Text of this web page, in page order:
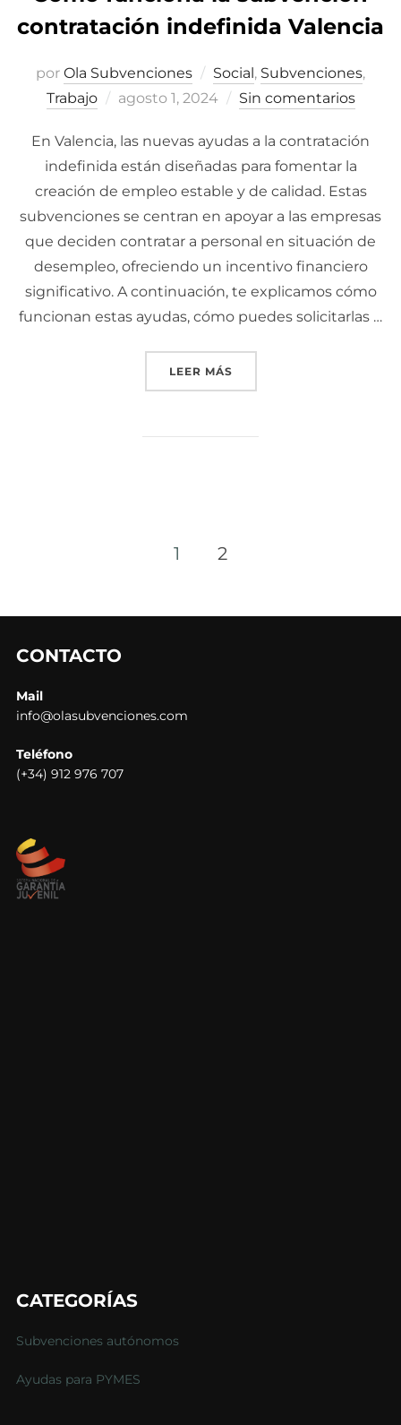
contratación indefinida Valencia
por Ola Subvenciones Social, Subvenciones,
Trabajo
Publicado
agosto 1, 2024 Sin comentarios
En Valencia, las nuevas ayudas a la contratación
indefinida están diseñadas para fomentar la
creación de empleo estable y de calidad. Estas
subvenciones se centran en apoyar a las empresas
que deciden contratar a personal en situación de
desempleo, ofreciendo un incentivo financiero
significativo. A continuación, te explicamos cómo
funcionan estas ayudas, cómo puedes solicitarlas …
LEER MÁS
de
entradas
1 2
CONTACTO
Mail
info@olasubvenciones.com
Teléfono
(+34) 912 976 707
CATEGORÍAS
Subvenciones autónomos
Ayudas para PYMES